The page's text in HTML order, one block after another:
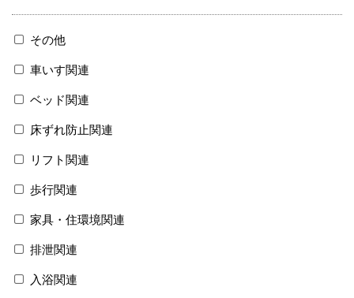
その他
車いす関連
ベッド関連
床ずれ防止関連
リフト関連
歩行関連
家具・住環境関連
排泄関連
入浴関連